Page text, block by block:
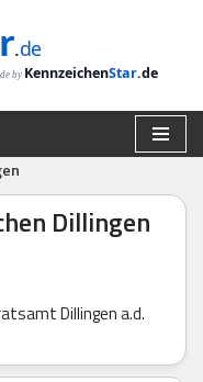
.de
by KennzeichenStar.de
Dillingen
Dillingen a.d.